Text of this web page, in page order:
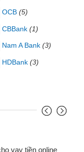
OCB (5)
CBBank (1)
Nam A Bank (3)
HDBank (3)
vay tiền online